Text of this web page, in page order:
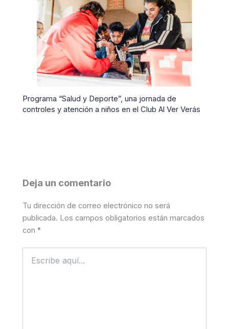
Programa “Salud y Deporte”, una jornada de
controles y atención a niños en el Club Al Ver Verás
Deja un comentario
Tu dirección de correo electrónico no será
publicada. Los campos obligatorios están marcados
con*
aquí...